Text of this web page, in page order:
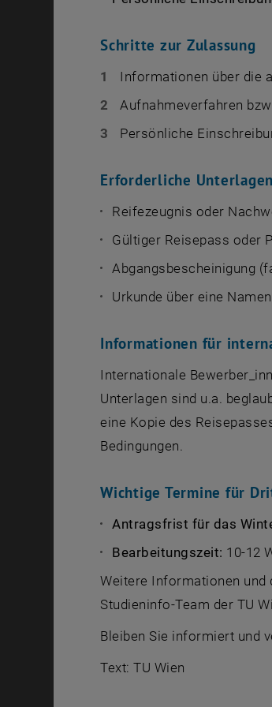
Schritte zur Zulassung
Informationen über die
Aufnahmeverfahren
Persönliche
Erforderliche Unterlagen
Reifezeugnis oder
Gültiger Reisepass oder
Abgangsbescheinigung
Urkunde über eine
Informationen für
Internationale
Unterlagen sind u.a.
eine Kopie des
Bedingungen.
Wichtige Termine für
Antragsfrist für das
Bearbeitungszeit: 10-12
Weitere Informationen und
Studieninfo-Team der TU
Bleiben Sie informiert und
Text: TU Wien